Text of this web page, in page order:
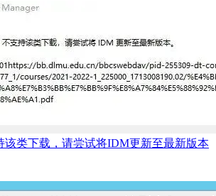
该类下载，请尝试将IDM更新至最新版本